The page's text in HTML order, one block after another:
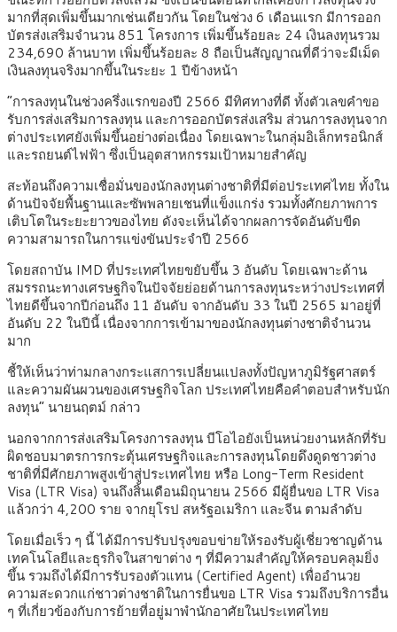
มากที่สุดเพิ่มขึ้นมากเช่นเดียวกัน โดยในช่วง 6 เดือนแรก มีการออก
บัตรส่งเสริมจำนวน 851 โครงการ เพิ่มขึ้นร้อยละ 24 เงินลงทุนรวม
234,690 ล้านบาท เพิ่มขึ้นร้อยละ 8 ถือเป็นสัญญาณที่ดีว่าจะมีเม็ด
เงินลงทุนจริงมากขึ้นในระยะ 1 ปีข้างหน้า
“การลงทุนในช่วงครึ่งแรกของปี 2566 มีทิศทางที่ดี ทั้งตัวเลขคำขอ
รับการส่งเสริมการลงทุน และการออกบัตรส่งเสริม ส่วนการลงทุนจาก
ต่างประเทศยังเพิ่มขึ้นอย่างต่อเนื่อง โดยเฉพาะในกลุ่มอิเล็กทรอนิกส์
และรถยนต์ไฟฟ้า ซึ่งเป็นอุตสาหกรรมเป้าหมายสำคัญ
สะท้อนถึงความเชื่อมั่นของนักลงทุนต่างชาติที่มีต่อประเทศไทย ทั้งใน
ด้านปัจจัยพื้นฐานและซัพพลายเชนที่แข็งแกร่ง รวมทั้งศักยภาพการ
เติบโตในระยะยาวของไทย ดังจะเห็นได้จากผลการจัดอันดับขีด
ความสามารถในการแข่งขันประจำปี 2566
โดยสถาบัน IMD ที่ประเทศไทยขยับขึ้น 3 อันดับ โดยเฉพาะด้าน
สมรรถนะทางเศรษฐกิจในปัจจัยย่อยด้านการลงทุนระหว่างประเทศที่
ไทยดีขึ้นจากปีก่อนถึง 11 อันดับ จากอันดับ 33 ในปี 2565 มาอยู่ที่
อันดับ 22 ในปีนี้ เนื่องจากการเข้ามาของนักลงทุนต่างชาติจำนวน
มาก
ชี้ให้เห็นว่าท่ามกลางกระแสการเปลี่ยนแปลงทั้งปัญหาภูมิรัฐศาสตร์
และความผันผวนของเศรษฐกิจโลก ประเทศไทยคือคำตอบสำหรับนัก
ลงทุน” นายนฤตม์ กล่าว
นอกจากการส่งเสริมโครงการลงทุน บีโอไอยังเป็นหน่วยงานหลักที่รับ
ผิดชอบมาตรการกระตุ้นเศรษฐกิจและการลงทุนโดยดึงดูดชาวต่าง
ชาติที่มีศักยภาพสูงเข้าสู่ประเทศไทย หรือ Long-Term Resident
Visa (LTR Visa) จนถึงสิ้นเดือนมิถุนายน 2566 มีผู้ยื่นขอ LTR Visa
แล้วกว่า 4,200 ราย จากยุโรป สหรัฐอเมริกา และจีน ตามลำดับ
โดยเมื่อเร็ว ๆ นี้ ได้มีการปรับปรุงขอบข่ายให้รองรับผู้เชี่ยวชาญด้าน
เทคโนโลยีและธุรกิจในสาขาต่าง ๆ ที่มีความสำคัญให้ครอบคลุมยิ่ง
ขึ้น รวมถึงได้มีการรับรองตัวแทน (Certified Agent) เพื่ออำนวย
ความสะดวกแก่ชาวต่างชาติในการยื่นขอ LTR Visa รวมถึงบริการอื่น
ๆ ที่เกี่ยวข้องกับการย้ายที่อยู่มาพำนักอาศัยในประเทศไทย